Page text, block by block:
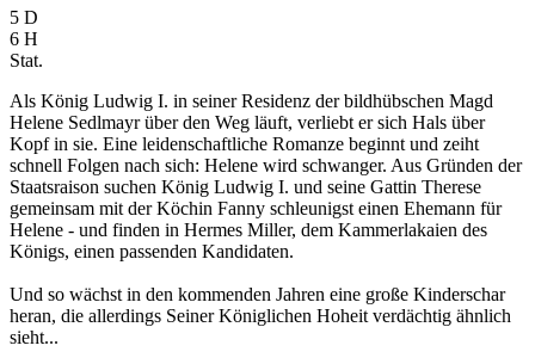
5 D
6 H
Stat.
Als König Ludwig I. in seiner Residenz der bildhübschen Magd
Helene Sedlmayr über den Weg läuft, verliebt er sich Hals über
Kopf in sie. Eine leidenschaftliche Romanze beginnt und zeiht
schnell Folgen nach sich: Helene wird schwanger. Aus Gründen der
Staatsraison suchen König Ludwig I. und seine Gattin Therese
gemeinsam mit der Köchin Fanny schleunigst einen Ehemann für
Helene - und finden in Hermes Miller, dem Kammerlakaien des
Königs, einen passenden Kandidaten.
Und so wächst in den kommenden Jahren eine große Kinderschar
heran, die allerdings Seiner Königlichen Hoheit verdächtig ähnlich
sieht...